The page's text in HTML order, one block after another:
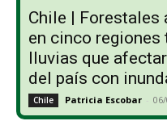
Chile | Forestales
en cinco
lluvias que
del país con
Chile Patricia Escobar -